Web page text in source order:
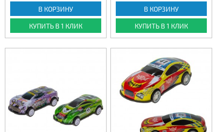
В КОРЗИНУ
КУПИТЬ В 1 КЛИК
В КОРЗИНУ
КУПИТЬ В 1 КЛИК